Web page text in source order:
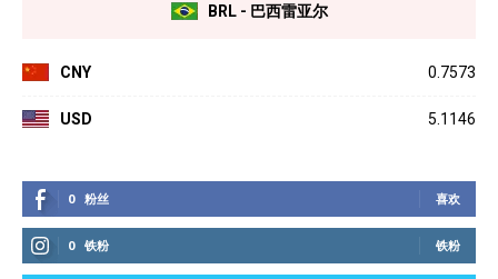
BRL - 巴西雷亚尔
CNY 0.7573
USD 5.1146
0 粉丝 喜欢
0 铁粉 铁粉